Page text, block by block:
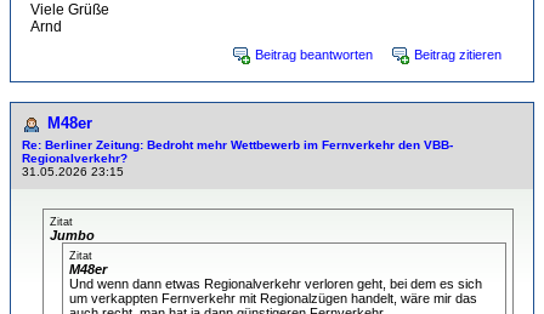
Viele Grüße
Arnd
Beitrag beantworten Beitrag zitieren
M48er
Re: Berliner Zeitung: Bedroht mehr Wettbewerb im Fernverkehr den VBB-
Regionalverkehr?
31.05.2026 23:15
Zitat
Jumbo
Zitat
M48er
Und wenn dann etwas Regionalverkehr verloren geht, bei dem es sich
um verkappten Fernverkehr mit Regionalzügen handelt, wäre mir das